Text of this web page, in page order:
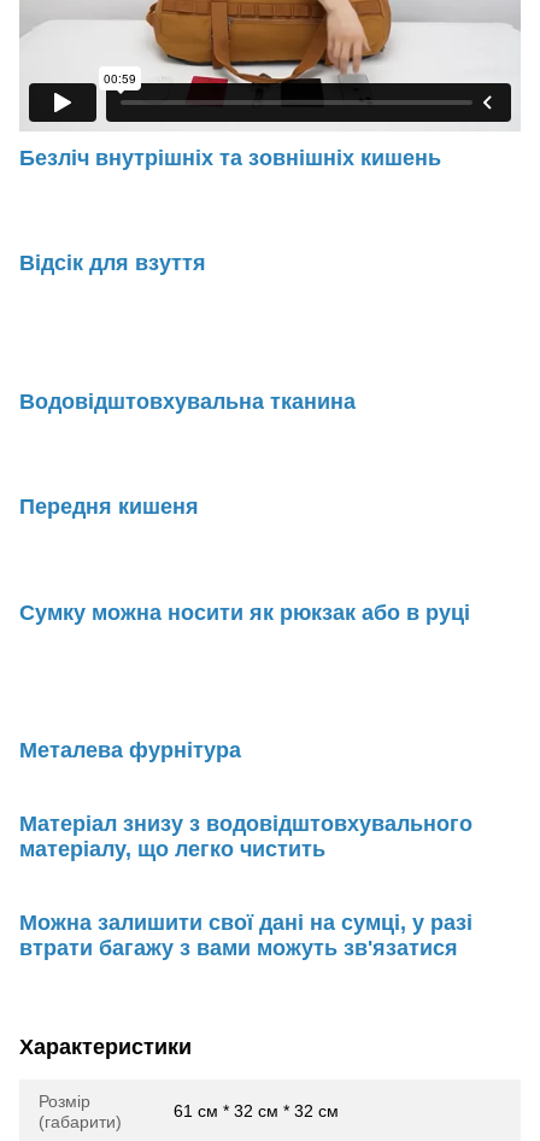
Безліч внутрішніх та зовнішніх кишень
Відсік для взуття
Водовідштовхувальна тканина
Передня кишеня
Сумку можна носити як рюкзак або в руці
Металева фурнітура
Матеріал знизу з водовідштовхувального
матеріалу, що легко чистить
Можна залишити свої дані на сумці, у разі
втрати багажу з вами можуть зв'язатися
Характеристики
Розмір
(габарити)
61 см * 32 см * 32 см